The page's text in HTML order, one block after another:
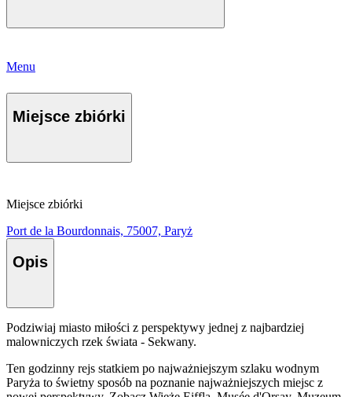
Menu
Miejsce zbiórki
Miejsce zbiórki
Port de la Bourdonnais, 75007, Paryż
Opis
Podziwiaj miasto miłości z perspektywy jednej z najbardziej
malowniczych rzek świata - Sekwany.
Ten godzinny rejs statkiem po najważniejszym szlaku wodnym
Paryża to świetny sposób na poznanie najważniejszych miejsc z